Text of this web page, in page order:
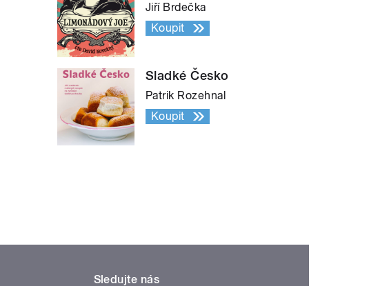
Jiří Brdečka
Koupit
Sladké Česko
Patrik Rozehnal
Koupit
Sledujte nás